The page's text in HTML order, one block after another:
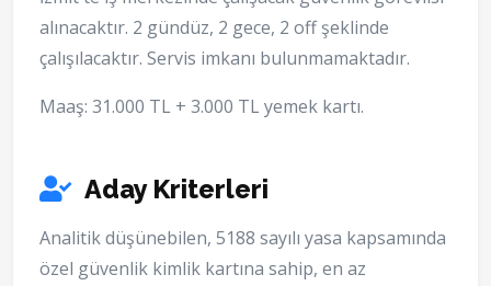
alınacaktır. 2 gündüz, 2 gece, 2 off şeklinde
çalışılacaktır. Servis imkanı bulunmamaktadır.
Maaş: 31.000 TL + 3.000 TL yemek kartı.
Aday Kriterleri
Analitik düşünebilen, 5188 sayılı yasa kapsamında
özel güvenlik kimlik kartına sahip, en az